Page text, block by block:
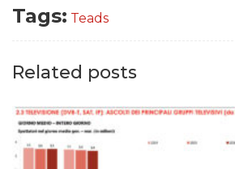
Tags: Teads
Related posts